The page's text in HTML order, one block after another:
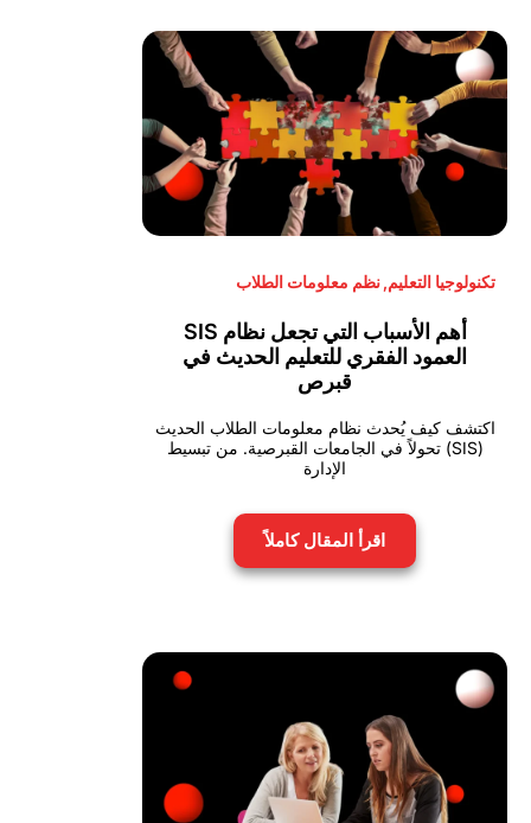
تكنولوجيا التعليم,نظم معلومات الطلاب
أهم الأسباب التي تجعل نظام SIS
العمود الفقري للتعليم الحديث في
قبرص
اكتشف كيف يُحدث نظام معلومات الطلاب الحديث
(SIS) تحولاً في الجامعات القبرصية. من تبسيط
الإدارة
اقرأ المقال كاملاً